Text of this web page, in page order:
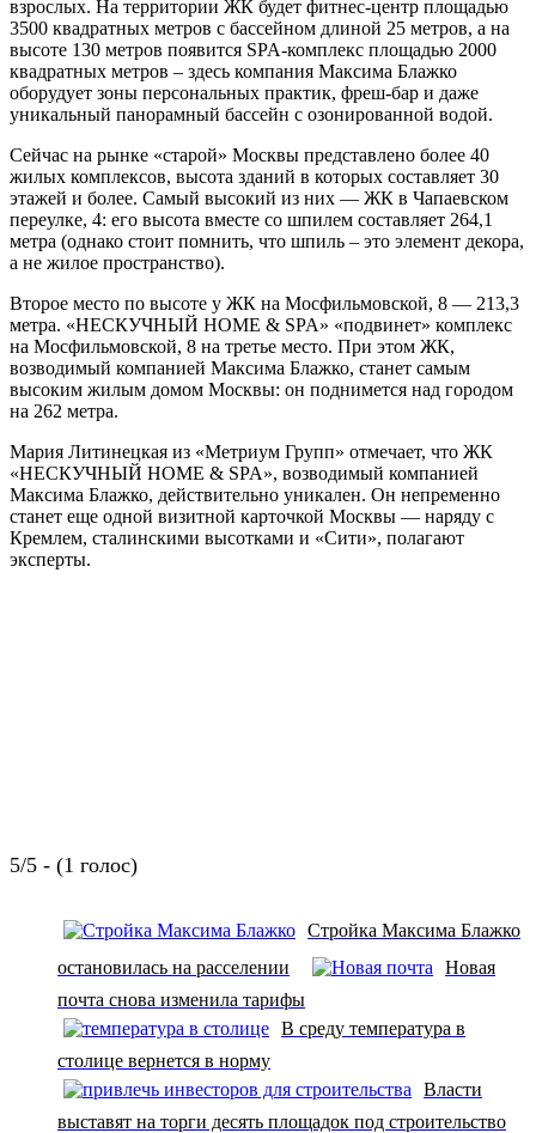
взрослых. На территории ЖК будет фитнес-центр площадью
3500 квадратных метров с бассейном длиной 25 метров, а на
высоте 130 метров появится SPA-комплекс площадью 2000
квадратных метров – здесь компания Максима Блажко
оборудует зоны персональных практик, фреш-бар и даже
уникальный панорамный бассейн с озонированной водой.
Сейчас на рынке «старой» Москвы представлено более 40
жилых комплексов, высота зданий в которых составляет 30
этажей и более. Самый высокий из них — ЖК в Чапаевском
переулке, 4: его высота вместе со шпилем составляет 264,1
метра (однако стоит помнить, что шпиль – это элемент декора,
а не жилое пространство).
Второе место по высоте у ЖК на Мосфильмовской, 8 — 213,3
метра. «НЕСКУЧНЫЙ HOME & SPA» «подвинет» комплекс
на Мосфильмовской, 8 на третье место. При этом ЖК,
возводимый компанией Максима Блажко, станет самым
высоким жилым домом Москвы: он поднимется над городом
на 262 метра.
Мария Литинецкая из «Метриум Групп» отмечает, что ЖК
«НЕСКУЧНЫЙ HOME & SPA», возводимый компанией
Максима Блажко, действительно уникален. Он непременно
станет еще одной визитной карточкой Москвы — наряду с
Кремлем, сталинскими высотками и «Сити», полагают
эксперты.
5/5 - (1 голос)
Стройка Максима Блажко
остановилась на расселении
Новая
почта снова изменила тарифы
В среду температура в
столице вернется в норму
Власти
выставят на торги десять площадок под строительство